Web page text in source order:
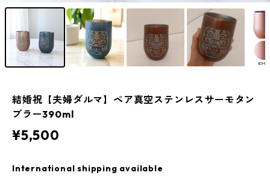
結婚祝【夫婦ダルマ】ペア真空ステンレスサーモタン
ブラー390ml
¥5,500
International shipping available